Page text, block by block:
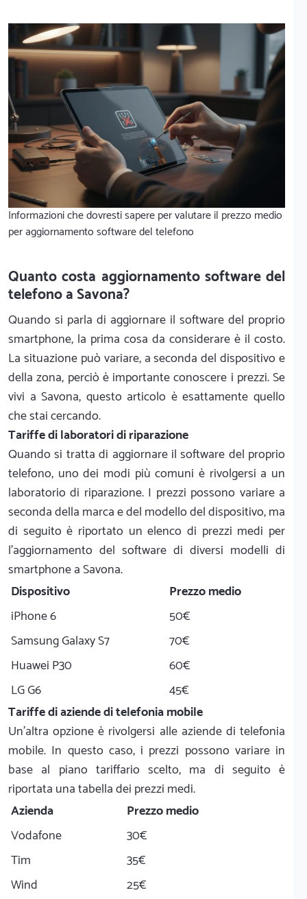
Informazioni che dovresti sapere per valutare il prezzo medio
per aggiornamento software del telefono
Quanto costa aggiornamento software del
telefono a Savona?
Quando si parla di aggiornare il software del proprio
smartphone, la prima cosa da considerare è il costo.
La situazione può variare, a seconda del dispositivo e
della zona, perciò è importante conoscere i prezzi. Se
vivi a Savona, questo articolo è esattamente quello
che stai cercando.
Tariffe di laboratori di riparazione
Quando si tratta di aggiornare il software del proprio
telefono, uno dei modi più comuni è rivolgersi a un
laboratorio di riparazione. I prezzi possono variare a
seconda della marca e del modello del dispositivo, ma
di seguito è riportato un elenco di prezzi medi per
l'aggiornamento del software di diversi modelli di
smartphone a Savona.
Dispositivo
Prezzo medio
iPhone 6
50€
Samsung Galaxy S7
70€
Huawei P30
60€
LG G6
45€
Tariffe di aziende di telefonia mobile
Un'altra opzione è rivolgersi alle aziende di telefonia
mobile. In questo caso, i prezzi possono variare in
base al piano tariffario scelto, ma di seguito è
riportata una tabella dei prezzi medi.
Azienda
Prezzo medio
Vodafone
30€
Tim
35€
Wind
25€